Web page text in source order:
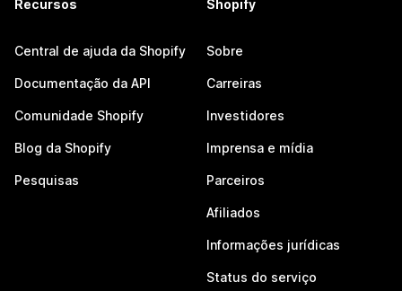
Recursos
Central de ajuda da Shopify
Documentação da API
Comunidade Shopify
Blog da Shopify
Pesquisas
Shopify
Sobre
Carreiras
Investidores
Imprensa e mídia
Parceiros
Afiliados
Informações jurídicas
Status do serviço